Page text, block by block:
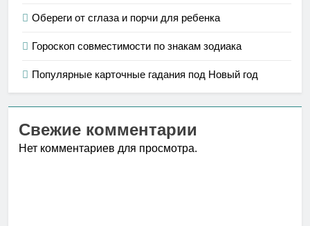
Обереги от сглаза и порчи для ребенка
Гороскоп совместимости по знакам зодиака
Популярные карточные гадания под Новый год
Свежие комментарии
Нет комментариев для просмотра.